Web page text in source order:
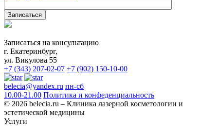
Записаться на консультацию
г. Екатеринбург,
ул. Викулова 55
+7 (343) 207-02-07 +7 (902) 150-10-00
belecia@yandex.ru пн-сб
10.00-21.00 Политика и конфеденциальность
© 2026 belecia.ru – Клиника лазерной косметологии и
эстетической медицины
Услуги